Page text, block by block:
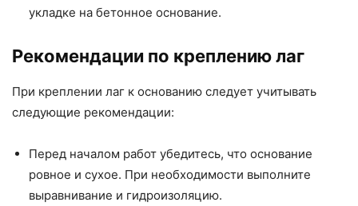
укладке на бетонное основание.
Рекомендации по креплению лаг
При креплении лаг к основанию следует учитывать
следующие рекомендации:
Перед началом работ убедитесь, что основание
ровное и сухое. При необходимости выполните
выравнивание и гидроизоляцию.